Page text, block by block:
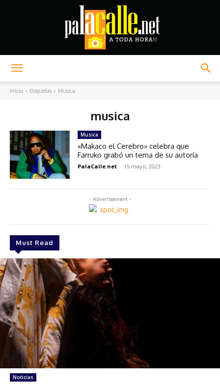
Inicio Etiquetas Musica
musica
- Advertisement -
Must Read
Noticias
Musica
«Makaco el Cerebro» celebra que
Farruko grabó un tema de su autoría
PalaCalle.net - 15 mayo, 2023